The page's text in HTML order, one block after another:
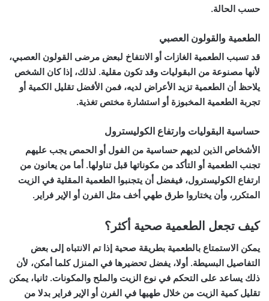
حسب الحالة.
الطعمية والقولون العصبي
قد تسبب الطعمية الغازات أو الانتفاخ لبعض مرضى القولون العصبي،
لأنها مصنوعة من البقوليات وقد تكون مقلية. لذلك، إذا كان الشخص
يلاحظ أن الطعمية تزيد الأعراض لديه، فمن الأفضل تقليل الكمية أو
تجربة الطعمية المخبوزة أو استشارة مختص تغذية.
حساسية البقوليات وارتفاع الكوليسترول
الأشخاص الذين لديهم حساسية من الفول أو الحمص يجب عليهم
تجنب الطعمية أو التأكد من مكوناتها قبل تناولها. أما من يعانون من
ارتفاع الكوليسترول، فيفضل أن يتجنبوا الطعمية المقلية في الزيت
المتكرر، وأن يختاروا طرق طهي أخف مثل الفرن أو الإير فراير.
كيف تجعل الطعمية صحية أكثر؟
يمكن الاستمتاع بالطعمية بطريقة صحية إذا تم الانتباه إلى بعض
التفاصيل البسيطة. أولا، يفضل تحضيرها في المنزل كلما أمكن، لأن
ذلك يساعد على التحكم في نوع الزيت والملح والمكونات. ثانيا، يمكن
تقليل كمية الزيت من خلال طهيها في الفرن أو الإير فراير بدلا من